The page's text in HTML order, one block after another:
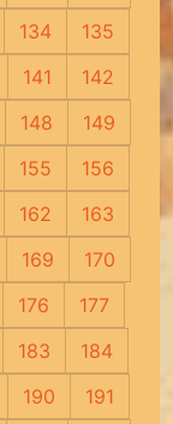
134
135
141
142
148
149
155
156
162
163
169
170
176
177
183
184
190
191